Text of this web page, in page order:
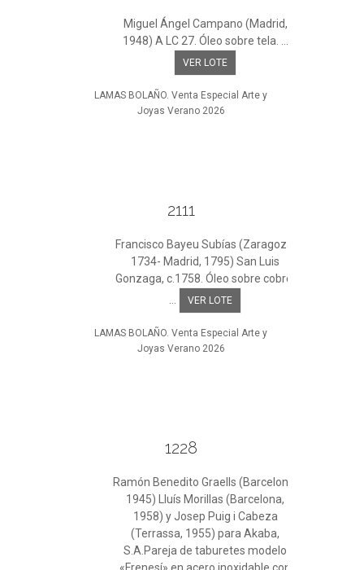
Miguel Ángel Campano (Madrid,
1948) A LC 27. Óleo sobre tela. ...
VER LOTE
LAMAS BOLAÑO. Venta Especial Arte y
Joyas Verano 2026
2111
Francisco Bayeu Subías (Zaragoza,
1734- Madrid, 1795) San Luis
Gonzaga, c.1758. Óleo sobre cobre.
VER LOTE
LAMAS BOLAÑO. Venta Especial Arte y
Joyas Verano 2026
1228
Ramón Benedito Graells (Barcelona,
1945) Lluís Morillas (Barcelona,
1958) y Josep Puig i Cabeza
(Terrassa, 1955) para Akaba,
S.A.Pareja de taburetes modelo